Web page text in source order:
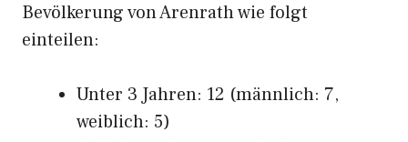
Bevölkerung von Arenrath wie folgt
einteilen:
Unter 3 Jahren: 12 (männlich: 7,
weiblich: 5)